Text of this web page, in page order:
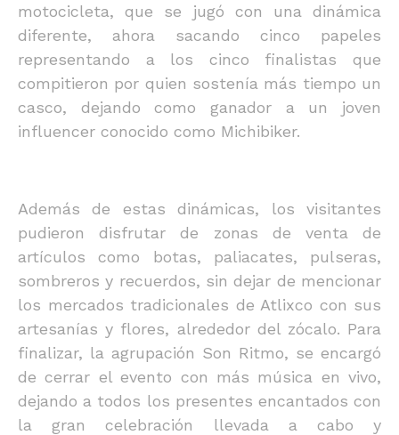
motocicleta, que se jugó con una dinámica
diferente, ahora sacando cinco papeles
representando a los cinco finalistas que
compitieron por quien sostenía más tiempo un
casco, dejando como ganador a un joven
influencer conocido como Michibiker.
Además de estas dinámicas, los visitantes
pudieron disfrutar de zonas de venta de
artículos como botas, paliacates, pulseras,
sombreros y recuerdos, sin dejar de mencionar
los mercados tradicionales de Atlixco con sus
artesanías y flores, alrededor del zócalo. Para
finalizar, la agrupación Son Ritmo, se encargó
de cerrar el evento con más música en vivo,
dejando a todos los presentes encantados con
la gran celebración llevada a cabo y